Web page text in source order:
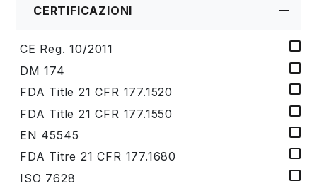
CERTIFICAZIONI
CE Reg. 10/2011
DM 174
FDA Title 21 CFR 177.1520
FDA Title 21 CFR 177.1550
EN 45545
FDA Titre 21 CFR 177.1680
ISO 7628